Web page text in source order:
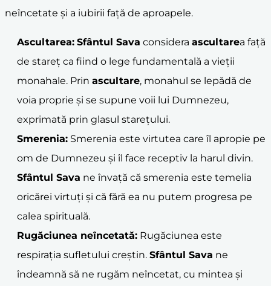
neîncetate și a iubirii față de aproapele.
Ascultarea: Sfântul Sava considera ascultarea față
de stareț ca fiind o lege fundamentală a vieții
monahale. Prin ascultare, monahul se lepădă de
voia proprie și se supune voii lui Dumnezeu,
exprimată prin glasul starețului.
Smerenia: Smerenia este virtutea care îl apropie pe
om de Dumnezeu și îl face receptiv la harul divin.
Sfântul Sava ne învață că smerenia este temelia
oricărei virtuți și că fără ea nu putem progresa pe
calea spirituală.
Rugăciunea neîncetată: Rugăciunea este
respirația sufletului creștin. Sfântul Sava ne
îndeamnă să ne rugăm neîncetat, cu mintea și